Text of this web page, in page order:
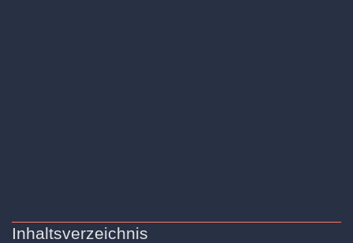
Inhaltsverzeichnis